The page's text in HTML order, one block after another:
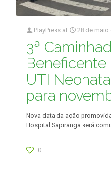
PlayPress at 28 de maio
3ª
Beneficente
UTI
para
Nova data da ação
Hospital Sapiranga será
0